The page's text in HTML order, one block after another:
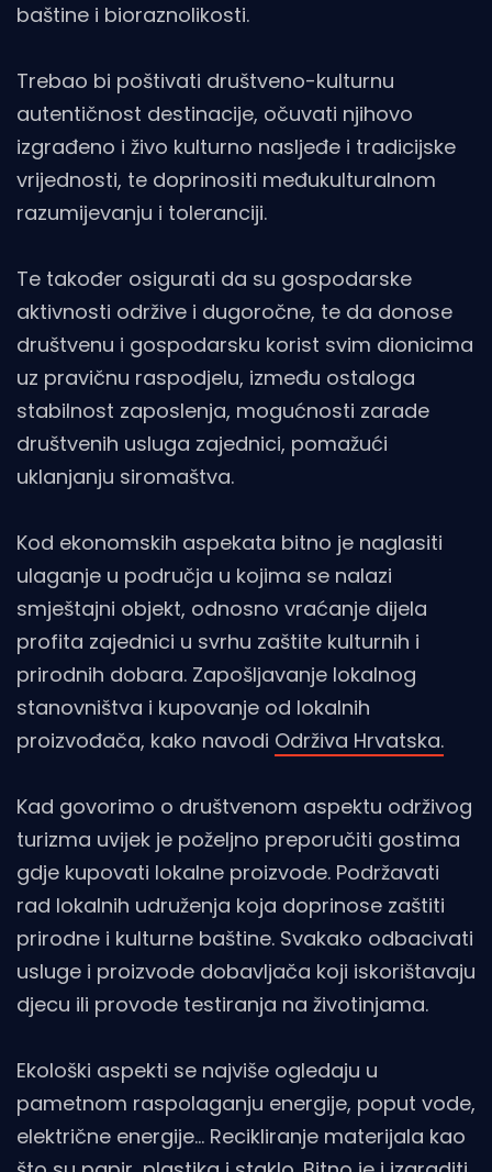
baštine i bioraznolikosti.
Trebao bi poštivati društveno-kulturnu
autentičnost destinacije, očuvati njihovo
izgrađeno i živo kulturno nasljeđe i tradicijske
vrijednosti, te doprinositi međukulturalnom
razumijevanju i toleranciji.
Te također osigurati da su gospodarske
aktivnosti održive i dugoročne, te da donose
društvenu i gospodarsku korist svim dionicima
uz pravičnu raspodjelu, između ostaloga
stabilnost zaposlenja, mogućnosti zarade
društvenih usluga zajednici, pomažući
uklanjanju siromaštva.
Kod ekonomskih aspekata bitno je naglasiti
ulaganje u područja u kojima se nalazi
smještajni objekt, odnosno vraćanje dijela
profita zajednici u svrhu zaštite kulturnih i
prirodnih dobara. Zapošljavanje lokalnog
stanovništva i kupovanje od lokalnih
proizvođača, kako navodi Održiva Hrvatska.
Kad govorimo o društvenom aspektu održivog
turizma uvijek je poželjno preporučiti gostima
gdje kupovati lokalne proizvode. Podržavati
rad lokalnih udruženja koja doprinose zaštiti
prirodne i kulturne baštine. Svakako odbacivati
usluge i proizvode dobavljača koji iskorištavaju
djecu ili provode testiranja na životinjama.
Ekološki aspekti se najviše ogledaju u
pametnom raspolaganju energije, poput vode,
električne energije… Recikliranje materijala kao